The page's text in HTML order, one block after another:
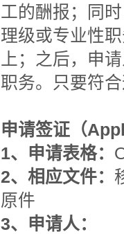
工的酬报；同
理级或专业性
上；之后，申
职务。只要符
申请签证（
1、申请表格：
2、相应文件：
原件
3、申请人：